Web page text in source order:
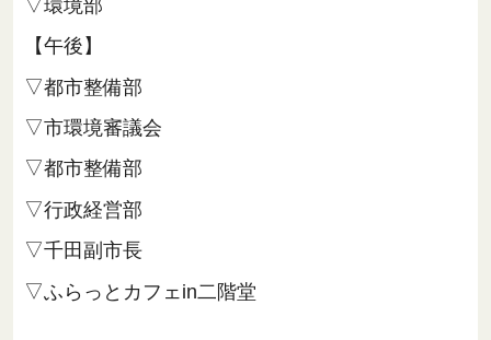
▽環境部
【午後】
▽都市整備部
▽市環境審議会
▽都市整備部
▽行政経営部
▽千田副市長
▽ふらっとカフェin二階堂